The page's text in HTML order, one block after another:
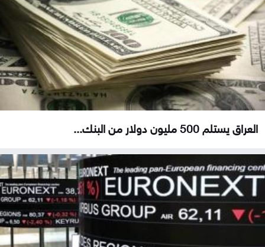
العراق يستلم 500 مليون دولار من البنك...